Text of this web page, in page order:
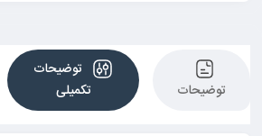
توضیحات
توضیحات
تکمیلی